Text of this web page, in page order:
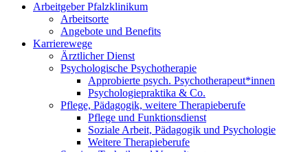
Arbeitgeber Pfalzklinikum
Arbeitsorte
Angebote und Benefits
Karrierewege
Ärztlicher Dienst
Psychologische Psychotherapie
Approbierte psych. Psychotherapeut*innen
Psychologiepraktika & Co.
Pflege, Pädagogik, weitere Therapieberufe
Pflege und Funktionsdienst
Soziale Arbeit, Pädagogik und Psychologie
Weitere Therapieberufe